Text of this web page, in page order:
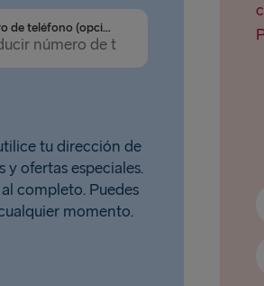
Número de teléfono (opcional)
tu dirección de
ofertas especiales.
completo. Puedes
momento.